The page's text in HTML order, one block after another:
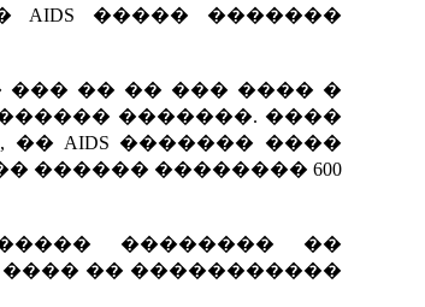
����� �������
��� �� �� ��� ���� �
�������. ����
AIDS ������� ����
������ �������� 600
�������� ��
���� �� �����������